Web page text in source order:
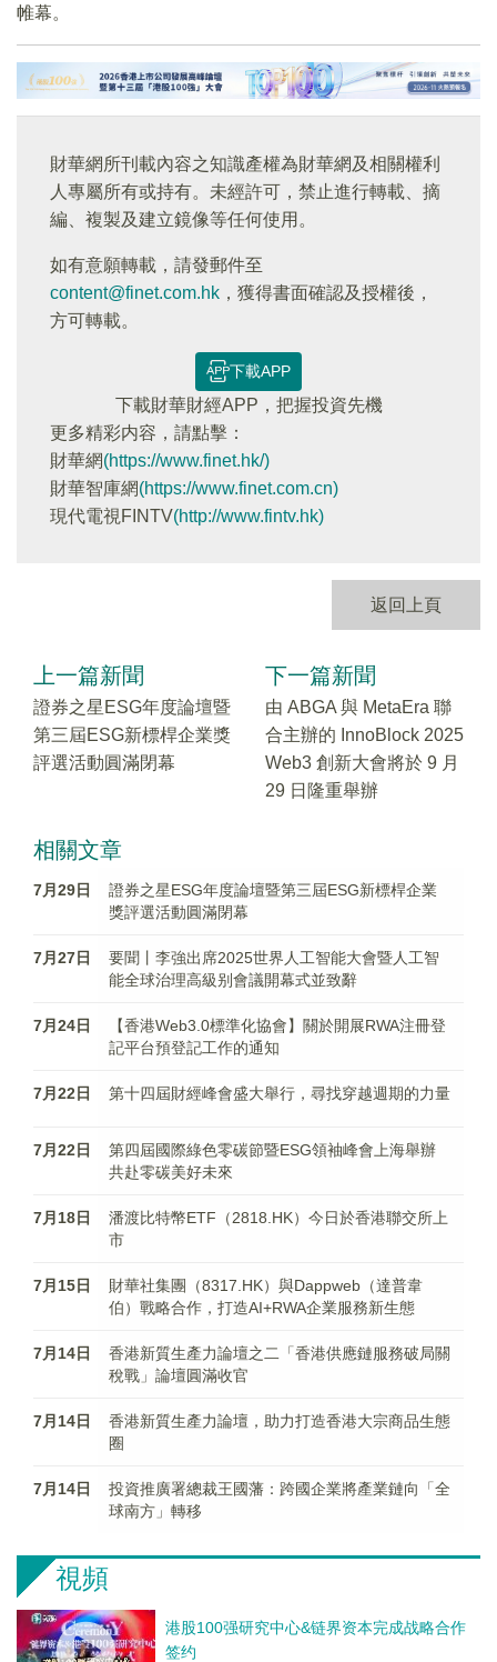
帷幕。
財華網所刊載內容之知識產權為財華網及相關權利
人專屬所有或持有。未經許可，禁止進行轉載、摘
編、複製及建立鏡像等任何使用。
如有意願轉載，請發郵件至
content@finet.com.hk ，獲得書面確認及授權後，
方可轉載。
下載APP
下載財華財經APP，把握投資先機
更多精彩内容，請點擊：
財華網(https://www.finet.hk/)
財華智庫網(https://www.finet.com.cn)
現代電視FINTV(http://www.fintv.hk)
返回上頁
上一篇新聞
證券之星ESG年度論壇暨
第三屆ESG新標桿企業獎
評選活動圓滿閉幕
下一篇新聞
由 ABGA 與 MetaEra 聯
合主辦的 InnoBlock 2025
Web3 創新大會將於 9 月
29 日隆重舉辦
相關文章
7月29日
證券之星ESG年度論壇暨第三屆ESG新標桿企業
獎評選活動圓滿閉幕
7月27日
要聞丨李強出席2025世界人工智能大會暨人工智
能全球治理高級别會議開幕式並致辭
7月24日
【香港Web3.0標準化協會】關於開展RWA注冊登
記平台預登記工作的通知
7月22日 第十四屆財經峰會盛大舉行，尋找穿越週期的力量
7月22日
第四屆國際綠色零碳節暨ESG領袖峰會上海舉辦
共赴零碳美好未來
7月18日
潘渡比特幣ETF（2818.HK）今日於香港聯交所上
市
7月15日
財華社集團（8317.HK）與Dappweb（達普韋
伯）戰略合作，打造AI+RWA企業服務新生態
7月14日
香港新質生產力論壇之二「香港供應鏈服務破局關
稅戰」論壇圓滿收官
7月14日
香港新質生產力論壇，助力打造香港大宗商品生態
圈
7月14日
投資推廣署總裁王國藩：跨國企業將產業鏈向「全
球南方」轉移
視頻
港股100强研究中心&链界资本完成战略合作
签约